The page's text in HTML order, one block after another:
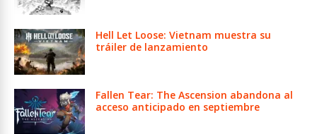
Hell Let Loose: Vietnam muestra su
tráiler de lanzamiento
Fallen Tear: The Ascension abandona al
acceso anticipado en septiembre